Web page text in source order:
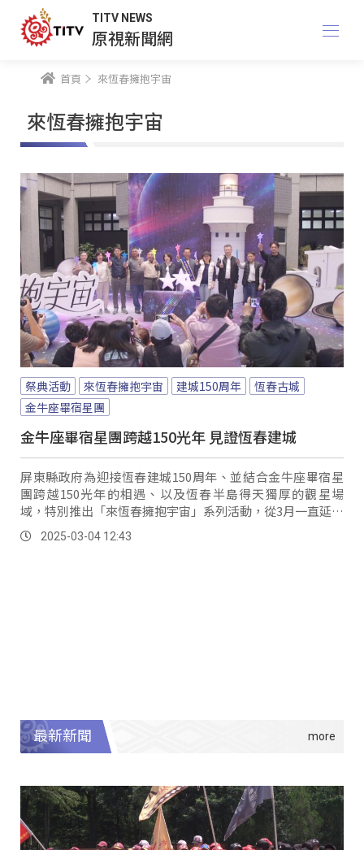
TITV NEWS
原視新聞網
首頁 來恆春擁抱宇宙
來恆春擁抱宇宙
祭典活動 來恆春擁抱宇宙 建城150周年
恆春古城
金牛座畢宿星團
金牛座畢宿星團跨越150光年 見證恆春建城
屏東縣政府為迎接恆春建城150周年、並結合金牛座畢宿星
團跨越150光年的相遇、以及恆春半島得天獨厚的觀星場
域，特別推出「來恆春擁抱宇宙」系列活動，從3月一直延續
到12月；第一場將在台灣最南端的鵝鑾鼻燈塔，邀請國內外
遊客一起來屏東追星。
2025-03-04 12:43
最新新聞